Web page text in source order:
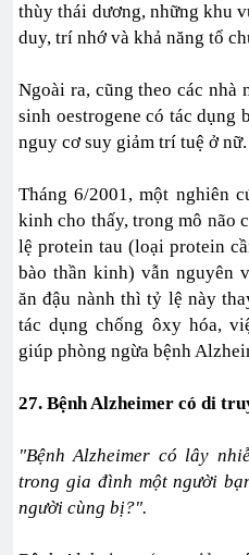
thùy thái dương, những khu
duy, trí nhớ và khả năng tổ
Ngoài ra, cũng theo các nhà
sinh oestrogene có tác dụng
nguy cơ suy giảm trí tuệ ở nữ.
Tháng 6/2001, một nghiên
kinh cho thấy, trong mô não
lệ protein tau (loại protein
bào thần kinh) vẫn nguyên
ăn đậu nành thì tỷ lệ này
tác dụng chống ôxy hóa,
giúp phòng ngừa bệnh
27. Bệnh Alzheimer có di
"Bệnh Alzheimer có lây
trong gia đình một người
người cùng bị?".